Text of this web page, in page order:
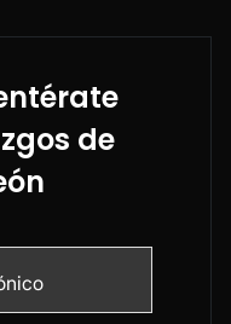
de